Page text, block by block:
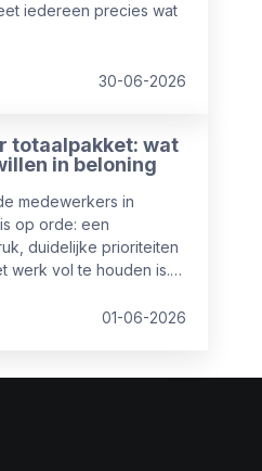
iedereen precies wat
30-06-2026
totaalpakket: wat
in beloning
medewerkers in
op orde: een
duidelijke prioriteiten
werk vol te houden is.
01-06-2026